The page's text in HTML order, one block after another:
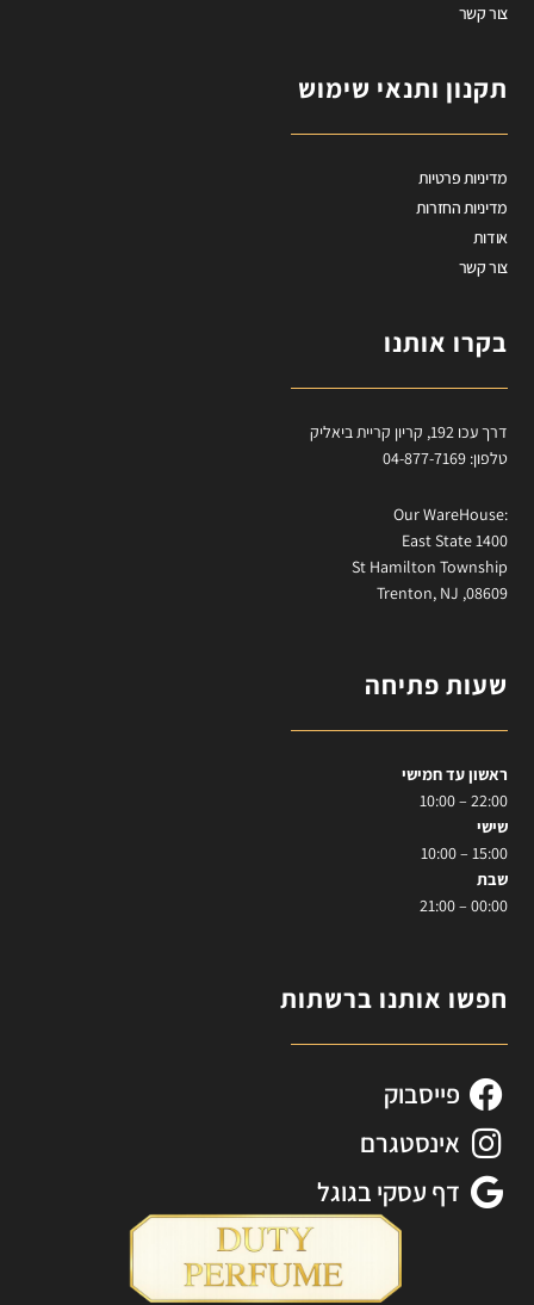
צור קשר
תקנון ותנאי שימוש
מדיניות פרטיות
מדיניות החזרות
אודות
צור קשר
בקרו אותנו
דרך עכו 192, קריון קריית ביאליק
טלפון: 04-877-7169
:Our WareHouse
East State 1400
St Hamilton Township
Trenton, NJ ,08609
שעות פתיחה
ראשון עד חמישי
22:00 – 10:00
שישי
15:00 – 10:00
שבת
00:00 – 21:00
חפשו אותנו ברשתות
פייסבוק
אינסטגרם
דף עסקי בגוגל